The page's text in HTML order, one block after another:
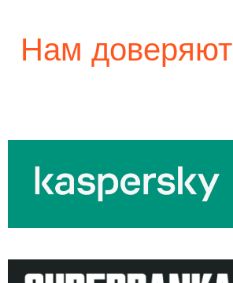
Нам доверяют